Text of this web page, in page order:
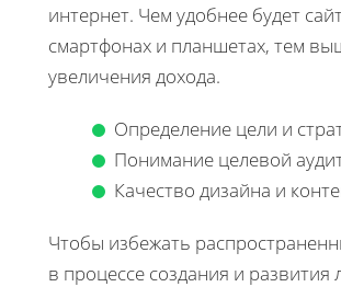
интернет. Чем удобнее будет
смартфонах и планшетах, тем
увеличения дохода.
Определение цели и
Понимание целевой
Качество дизайна и
Чтобы избежать
в процессе создания и развития